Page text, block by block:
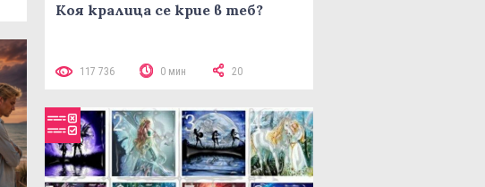
Коя кралица се крие в теб?
117 736 0 мин 20